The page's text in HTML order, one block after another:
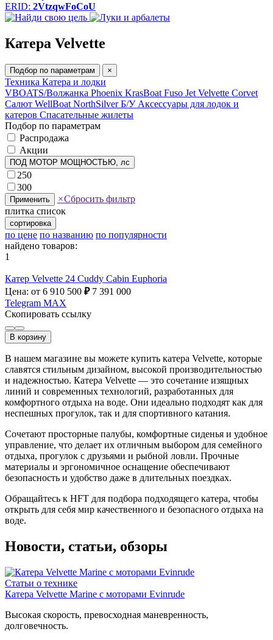
ERID: 2VtzqwFoCoU
Катера Velvette
Подбор по параметрам ×
Техника Катера и лодки
VBOATS/Волжанка Phoenix KrasBoat Fuso Jet Velvette Corvet
Салют WellBoat NorthSilverБ/У Аксессуары для лодок и
катеров Спасательные жилеты
Подбор по параметрам
Распродажа
Акции
ПОД МОТОР МОЩНОСТЬЮ, лс
250
300
Применить ×Сбросить фильтр
плитка список
сортировка
по цене по названию по популярности
найдено товаров:
1
Катер Velvette 24 Cuddy Cabin Euphoria
Цена: от 6 910 500 ₽ 7 391 000
Telegram MAX
Скопировать ссылку
В корзину
В нашем магазине вы можете купить катера Velvette, которые
славятся стильным дизайном, высокой производительностью
и надежностью. Катера Velvette — это сочетание изящных
линий и современных технологий, разработанных для
комфортного отдыха на воде. Они идеально подходят как для
неспешных прогулок, так и для спортивного катания.
Сочетают просторные палубы, комфортные сиденья и удобное
управление, что делает их отличным выбором для семейного
отдыха, прогулок с друзьями и рыбной ловли. Прочные
материалы и эргономичное оснащение обеспечивают
безопасность и удобство даже в длительных поездках.
Обращайтесь к HFT для подбора подходящего катера, чтобы
открыть для себя мир качественного и безопасного отдыха на
воде.
Новости, статьи, обзоры
Статьи о технике
Катера Velvette Marine c моторами Evinrude
Высокая скорость, превосходная маневренность,
долговечность.